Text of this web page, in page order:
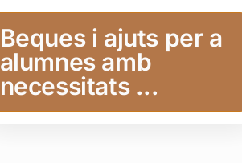
Beques i ajuts per a
alumnes amb
necessitats ...